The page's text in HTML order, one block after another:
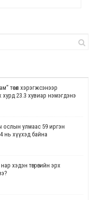
төсөл хэрэгжсэнээр
хурд 23.3 хувиар нэмэгдэнэ
ослын улмаас 59 иргэн
нь хүүхэд байна
хэдэн төгрөгийн эрх